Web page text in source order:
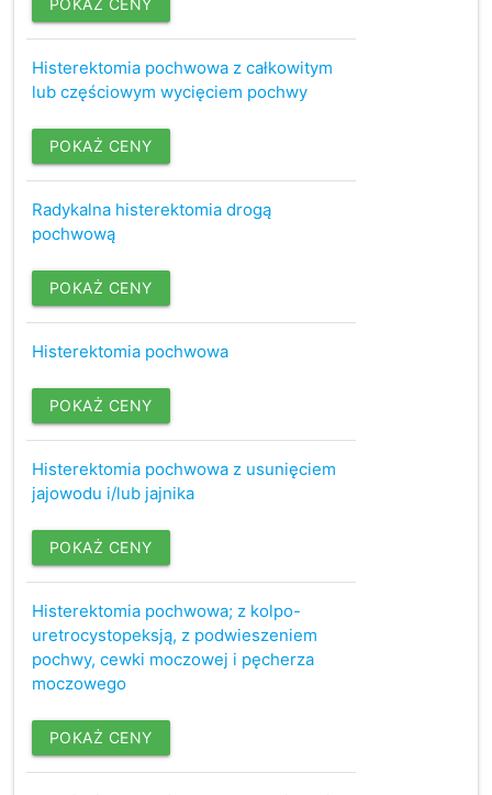
Histerektomia pochwowa z całkowitym
lub częściowym wycięciem pochwy
POKAŻ CENY
Radykalna histerektomia drogą
pochwową
POKAŻ CENY
Histerektomia pochwowa
POKAŻ CENY
Histerektomia pochwowa z usunięciem
jajowodu i/lub jajnika
POKAŻ CENY
Histerektomia pochwowa; z kolpo-
uretrocystopeksją, z podwieszeniem
pochwy, cewki moczowej i pęcherza
moczowego
POKAŻ CENY